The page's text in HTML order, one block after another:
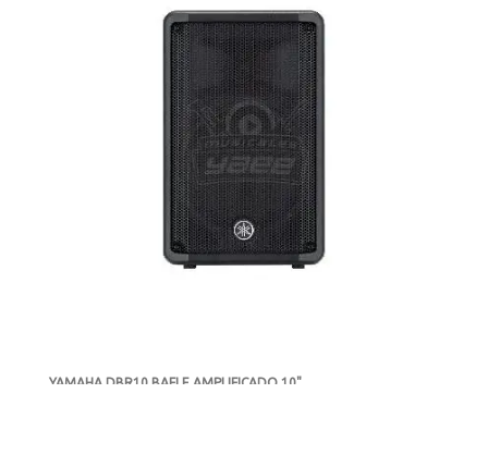
YAMAHA DBR10 BAFLE AMPLIFICADO 10"